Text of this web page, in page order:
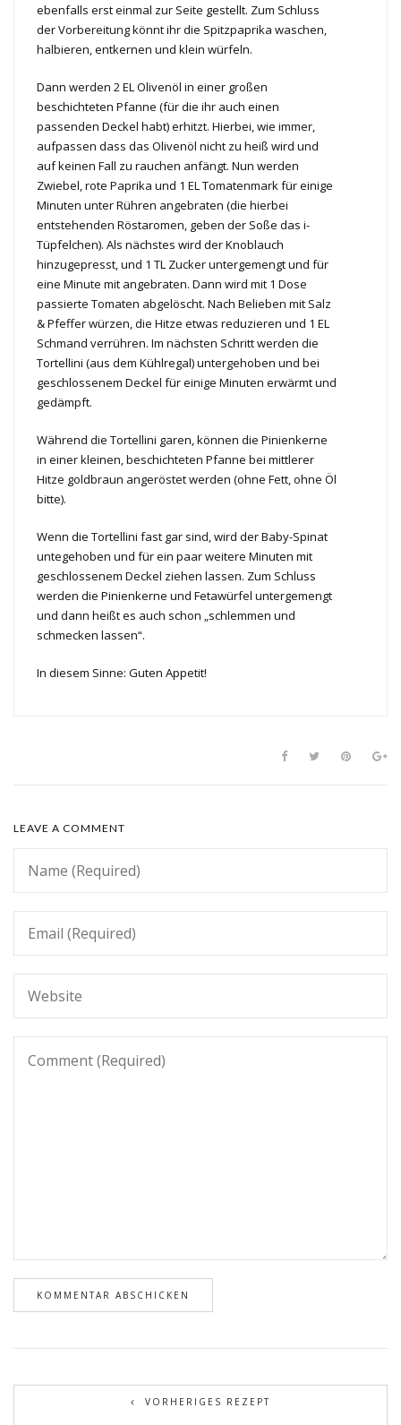
ebenfalls erst einmal zur Seite gestellt. Zum Schluss
der Vorbereitung könnt ihr die Spitzpaprika waschen,
halbieren, entkernen und klein würfeln.
Dann werden 2 EL Olivenöl in einer großen
beschichteten Pfanne (für die ihr auch einen
passenden Deckel habt) erhitzt. Hierbei, wie immer,
aufpassen dass das Olivenöl nicht zu heiß wird und
auf keinen Fall zu rauchen anfängt. Nun werden
Zwiebel, rote Paprika und 1 EL Tomatenmark für einige
Minuten unter Rühren angebraten (die hierbei
entstehenden Röstaromen, geben der Soße das i-
Tüpfelchen). Als nächstes wird der Knoblauch
hinzugepresst, und 1 TL Zucker untergemengt und für
eine Minute mit angebraten. Dann wird mit 1 Dose
passierte Tomaten abgelöscht. Nach Belieben mit Salz
& Pfeffer würzen, die Hitze etwas reduzieren und 1 EL
Schmand verrühren. Im nächsten Schritt werden die
Tortellini (aus dem Kühlregal) untergehoben und bei
geschlossenem Deckel für einige Minuten erwärmt und
gedämpft.
Während die Tortellini garen, können die Pinienkerne
in einer kleinen, beschichteten Pfanne bei mittlerer
Hitze goldbraun angeröstet werden (ohne Fett, ohne Öl
bitte).
Wenn die Tortellini fast gar sind, wird der Baby-Spinat
untegehoben und für ein paar weitere Minuten mit
geschlossenem Deckel ziehen lassen. Zum Schluss
werden die Pinienkerne und Fetawürfel untergemengt
und dann heißt es auch schon „schlemmen und
schmecken lassen“.
In diesem Sinne: Guten Appetit!
LEAVE A COMMENT
VORHERIGES REZEPT